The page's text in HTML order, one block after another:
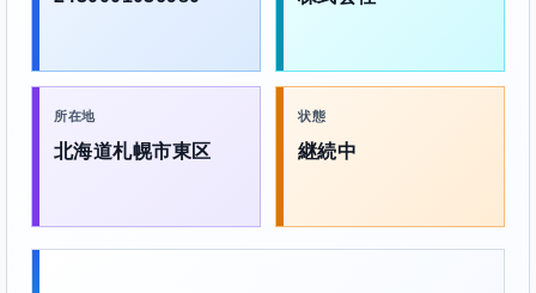
所在地
北海道札幌市東区
状態
継続中